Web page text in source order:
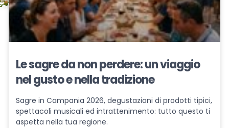
Le sagre da non perdere: un viaggio
nel gusto e nella tradizione
Sagre in Campania 2026, degustazioni di prodotti tipici,
spettacoli musicali ed intrattenimento: tutto questo ti
aspetta nella tua regione.